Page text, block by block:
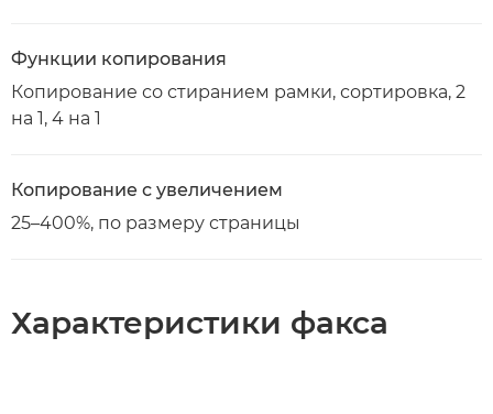
Функции копирования
Копирование со стиранием рамки, сортировка, 2
на 1, 4 на 1
Копирование с увеличением
25–400%, по размеру страницы
Характеристики факса